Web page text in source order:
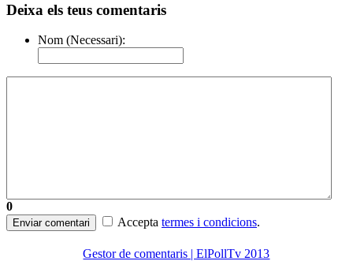
Deixa els teus comentaris
Nom (Necessari):
0
Enviar comentari Accepta termes i condicions.
Gestor de comentaris | ElPollTv 2013